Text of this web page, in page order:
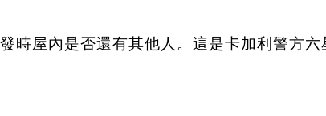
時屋內是否還有其他人。這是卡加利警方